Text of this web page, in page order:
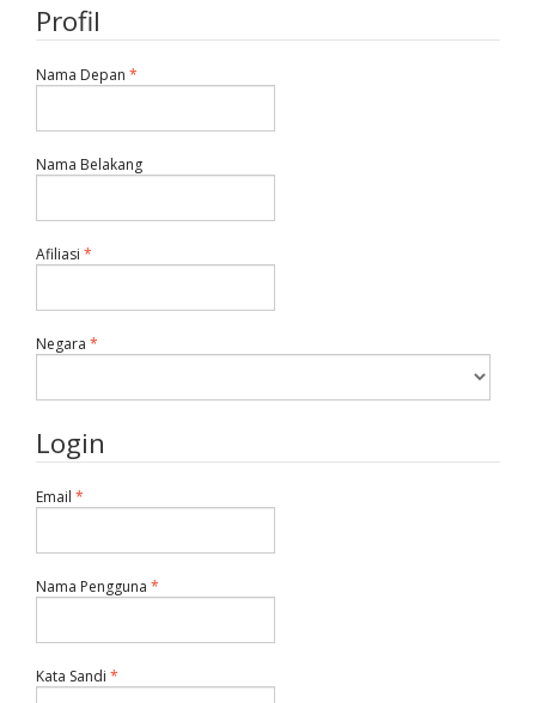
Profil
Nama Depan *
Nama BelakangDibutuhkan
Afiliasi *
Negara *
Login
Email *
Nama Pengguna *
Kata Sandi *